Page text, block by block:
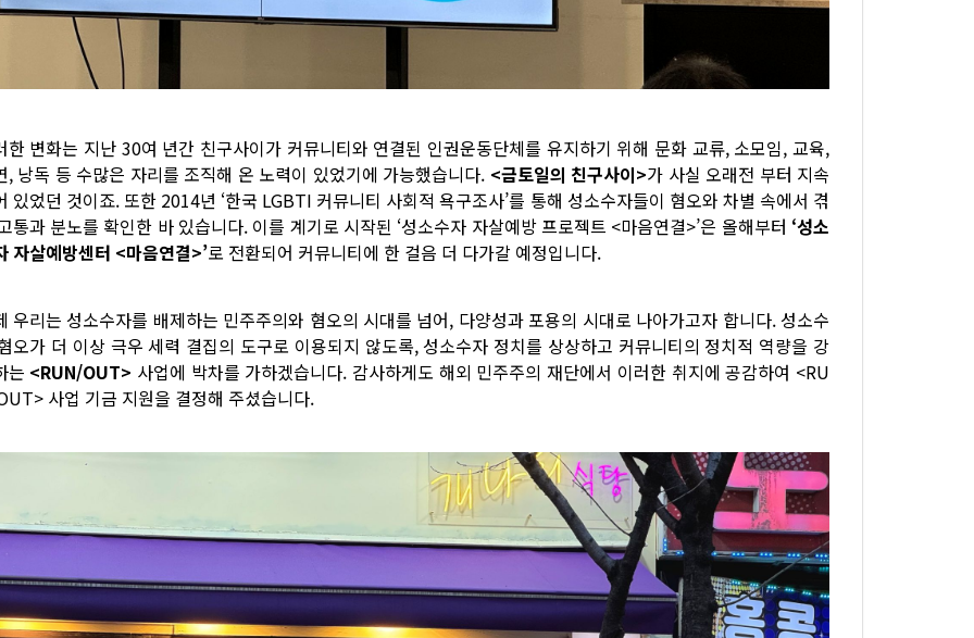
한 변화는 지난 30여 년간 친구사이가 커뮤니티와 연결된 인권운동단체를 유지하기 위해 문화 교류, 소모임, 교육,
, 낭독 등 수많은 자리를 조직해 온 노력이 있었기에 가능했습니다. <금토일의 친구사이>가 사실 오래전 부터 지속
있었던 것이죠. 또한 2014년 ‘한국 LGBTI 커뮤니티 사회적 욕구조사’를 통해 성소수자들이 혐오와 차별 속에서 겪
통과 분노를 확인한 바 있습니다. 이를 계기로 시작된 ‘성소수자 자살예방 프로젝트 <마음연결>’은 올해부터 ‘성소
자살예방센터 <마음연결>’로 전환되어 커뮤니티에 한 걸음 더 다가갈 예정입니다.
우리는 성소수자를 배제하는 민주주의와 혐오의 시대를 넘어, 다양성과 포용의 시대로 나아가고자 합니다. 성소수
오가 더 이상 극우 세력 결집의 도구로 이용되지 않도록, 성소수자 정치를 상상하고 커뮤니티의 정치적 역량을 강
는 <RUN/OUT> 사업에 박차를 가하겠습니다. 감사하게도 해외 민주주의 재단에서 이러한 취지에 공감하여 <RU
사업 기금 지원을 결정해 주셨습니다.